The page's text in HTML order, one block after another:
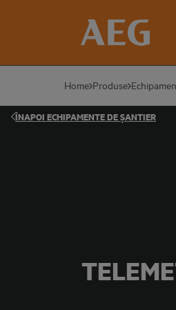
Home Produse
ÎNAPOI ECHIPAMENTE DE ȘANTIER